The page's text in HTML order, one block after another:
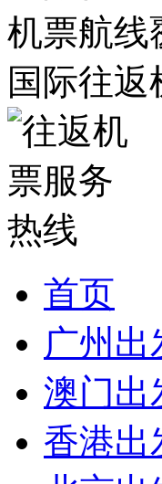
机票航线
国际往返
首页
广州出
澳门出
香港出